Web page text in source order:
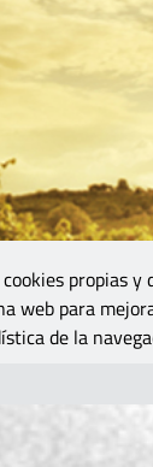
propias
web para
de la